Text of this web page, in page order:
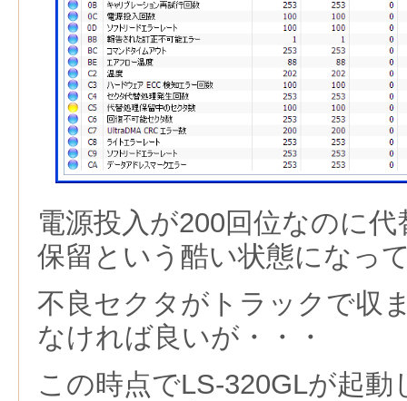
電源投入が200回位なのに
保留という酷い状態になっ
不良セクタがトラックで収
なければ良いが・・・
この時点でLS-320GLが起